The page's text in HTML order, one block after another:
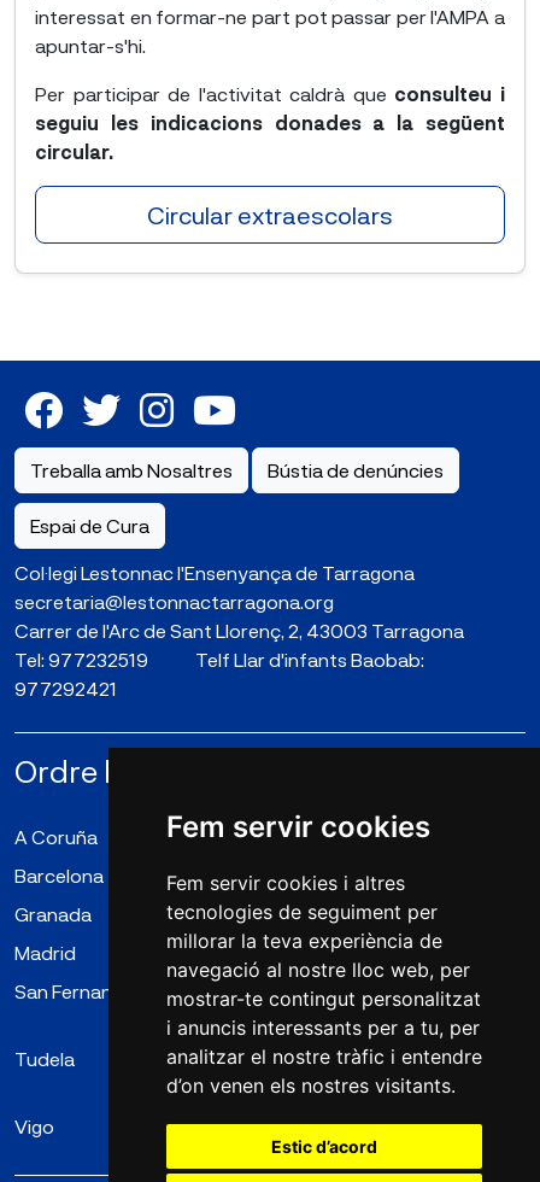
Fem servir cookies
Fem servir cookies i altres
tecnologies de seguiment per
millorar la teva experiència de
navegació al nostre lloc web, per
mostrar-te contingut personalitzat
i anuncis interessants per a tu, per
analitzar el nostre tràfic i entendre
d’on venen els nostres visitants.
Estic d’acord
interessat en formar-ne part pot passar per l'AMPA a
apuntar-s'hi.
Per participar de l'activitat caldrà que consulteu i
seguiu les indicacions donades a la següent
circular.
Circular extraescolars
Treballa amb Nosaltres Bústia de denúncies
Espai de Cura
Col·legi Lestonnac l'Ensenyança de Tarragona
secretaria@lestonnactarragona.org
Carrer de l'Arc de Sant Llorenç, 2, 43003 Tarragona
Tel:977232519 ‎ ‎ ‎ ‎ ‎ ‎ ‎ ‎ ‎ ‎ ‎ ‎ Telf Llar d'infants Baobab:
977292421
Ordre la Companyia de Maria N.S.
A Coruña Almería
Badalona
Barcelona
Bergara
Cangas
Granada
Irún
Logroño
Madrid
Mollet del Vallès
Puente Genil
San Fernando
Santiago de
Compostela
Tarragona
Tudela
Valladolid (La
Enseñanza)
Valladolid
(Lestonnac)
Vigo
Zaragoza